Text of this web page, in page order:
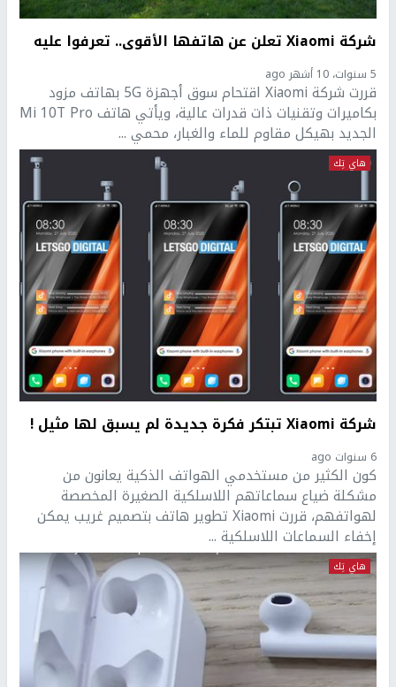
شركة Xiaomi تعلن عن هاتفها الأقوى.. تعرفوا عليه
5 سنوات، 10 أشهر ago
قررت شركة Xiaomi اقتحام سوق أجهزة 5G بهاتف مزود
بكاميرات وتقنيات ذات قدرات عالية، ويأتي هاتف Mi 10T Pro
الجديد بهيكل مقاوم للماء والغبار، محمي ...
هاي تِك
شركة Xiaomi تبتكر فكرة جديدة لم يسبق لها مثيل !
6 سنوات ago
كون الكثير من مستخدمي الهواتف الذكية يعانون من
مشكلة ضياع سماعاتهم اللاسلكية الصغيرة المخصصة
لهواتفهم، قررت Xiaomi تطوير هاتف بتصميم غريب يمكن
إخفاء السماعات اللاسلكية ...
هاي تِك